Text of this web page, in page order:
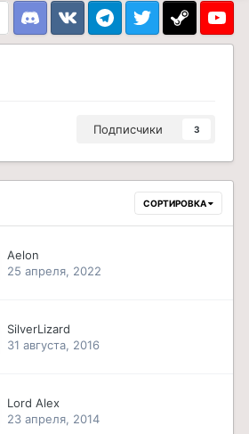
DiscordVK TelegramTwitter Steam
Подписчики 3
СОРТИРОВКА
Aelon
25 апреля, 2022
SilverLizard
31 августа, 2016
Lord Alex
23 апреля, 2014